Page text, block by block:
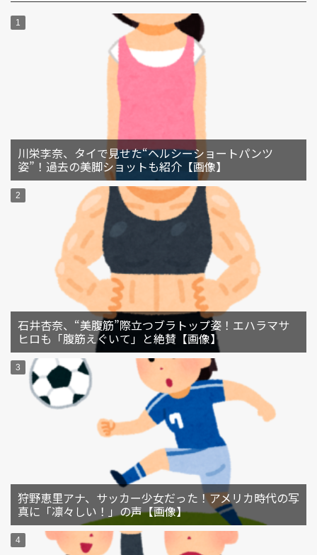
川栄李奈、タイで見せた“ヘルシーショートパンツ
姿”！過去の美脚ショットも紹介【画像】
石井杏奈、“美腹筋”際立つブラトップ姿！エハラマサ
ヒロも「腹筋えぐいて」と絶賛【画像】
狩野恵里アナ、サッカー少女だった！アメリカ時代の写
真に「凛々しい！」の声【画像】